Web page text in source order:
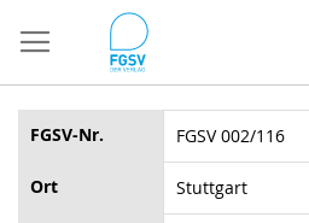
zum
Inhalt
FGSV-Nr. FGSV 002/116
Ort Stuttgart